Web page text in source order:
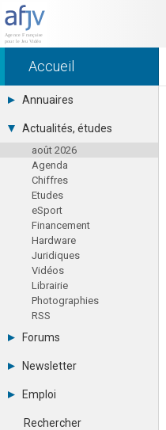
Accueil
Annuaires
Toutes les sociétés (691)
Studios (418)
Editeurs (49)
Distributeurs (16)
Hard. / Accessoires (10)
Middlewares (15)
Prestataires (99)
Assoc. / Syndicats (21)
Formations / Ecoles (46)
Presse spécialisée (17)
Actualités, études
août 2026
Agenda
Chiffres
Etudes
eSport
Financement
Hardware
Juridiques
Vidéos
Librairie
Photographies
RSS
Forums
Tous les forums
Se connecter
Messages privés
Contacter un modérateur
Newsletter
Archives
Abonnement
Emploi
Consulter les annonces
Rechercher